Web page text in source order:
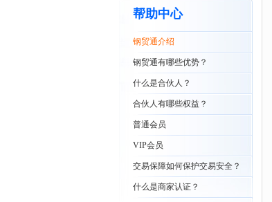
帮助中心
钢贸通介绍
钢贸通有哪些优势？
什么是合伙人？
合伙人有哪些权益？
普通会员
VIP会员
交易保障如何保护交易安全？
什么是商家认证？